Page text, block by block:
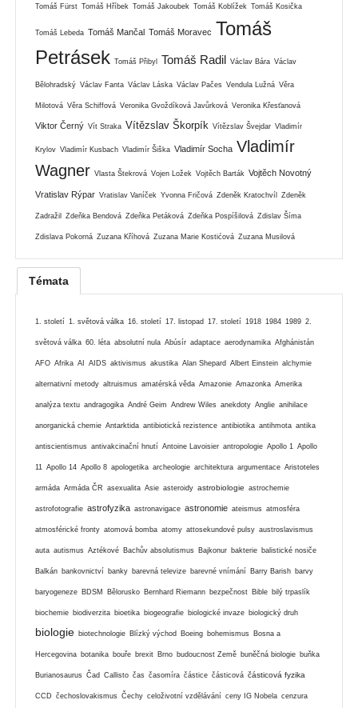
Tomáš Fürst Tomáš Hříbek Tomáš Jakoubek Tomáš Koblížek Tomáš Kosička
Tomáš Lebeda Tomáš Mančal Tomáš Moravec Tomáš
Petrásek Tomáš Přibyl Tomáš Radil Václav Bára Václav
Bělohradský Václav Fanta Václav Láska Václav Pačes Vendula Lužná Věra
Milotová Věra Schiffová Veronika Gvoždíková Javůrková Veronika Křesťanová
Viktor Černý Vít Straka Vítězslav Škorpík Vítězslav Švejdar Vladimír
Krylov Vladimír Kusbach Vladimír Šiška Vladimír Socha Vladimír
Wagner Vlasta Štekrová Vojen Ložek Vojtěch Barták Vojtěch Novotný
Vratislav Rýpar Vratislav Vaníček Yvonna Fričová Zdeněk Kratochvíl Zdeněk
Zadražil Zdeňka Bendová Zdeňka Petáková Zdeňka Pospíšilová Zdislav Šíma
Zdislava Pokorná Zuzana Kříhová Zuzana Marie Kostićová Zuzana Musilová
Témata
1. století 1. světová válka 16. století 17. listopad 17. století 1918 1984 1989 2.
světová válka 60. léta absolutní nula Abúsír adaptace aerodynamika Afghánistán
AFO Afrika AI AIDS aktivismus akustika Alan Shepard Albert Einstein alchymie
alternativní metody altruismus amatérská věda Amazonie Amazonka Amerika
analýza textu andragogika André Geim Andrew Wiles anekdoty Anglie anihilace
anorganická chemie Antarktida antibiotická rezistence antibiotika antihmota antika
antiscientismus antivakcinační hnutí Antoine Lavoisier antropologie Apollo 1 Apollo
11 Apollo 14 Apollo 8 apologetika archeologie architektura argumentace Aristoteles
armáda Armáda ČR asexualita Asie asteroidy astrobiologie astrochemie
astrofotografie astrofyzika astronavigace astronomie ateismus atmosféra
atmosférické fronty atomová bomba atomy attosekundové pulsy austroslavismus
auta autismus Aztékové Bachův absolutismus Bajkonur bakterie balistické nosiče
Balkán bankovnictví banky barevná televize barevné vnímání Barry Barish barvy
baryogeneze BDSM Bělorusko Bernhard Riemann bezpečnost Bible bilý trpaslík
biochemie biodiverzita bioetika biogeografie biologické invaze biologický druh
biologie biotechnologie Blízký východ Boeing bohemismus Bosna a
Hercegovina botanika bouře brexit Brno budoucnost Země buněčná biologie buňka
Burianosaurus Čad Callisto čas časomíra částice částicová částicová fyzika
CCD čechoslovakismus Čechy celoživotní vzdělávání ceny IG Nobela cenzura